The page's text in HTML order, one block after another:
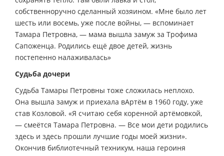
собственноручно сделанный хозяином. «Мне было лет
шесть или восемь, уже после войны, — вспоминает
Тамара Петровна, — мама вышла замуж за Трофима
Сапоженца. Родились ещё двое детей, жизнь
постепенно налаживалась»
Судьба дочери
Судьба Тамары Петровны тоже сложилась неплохо.
Она вышла замуж и приехала вАртём в 1960 году, уже
став Козловой. «Я считаю себя коренной артёмовкой,
— смеётся Тамара Петровна. — Все мои дети родились
здесь и здесь прошли лучшие годы моей жизни».
Окончив библиотечный техникум, наша героиня